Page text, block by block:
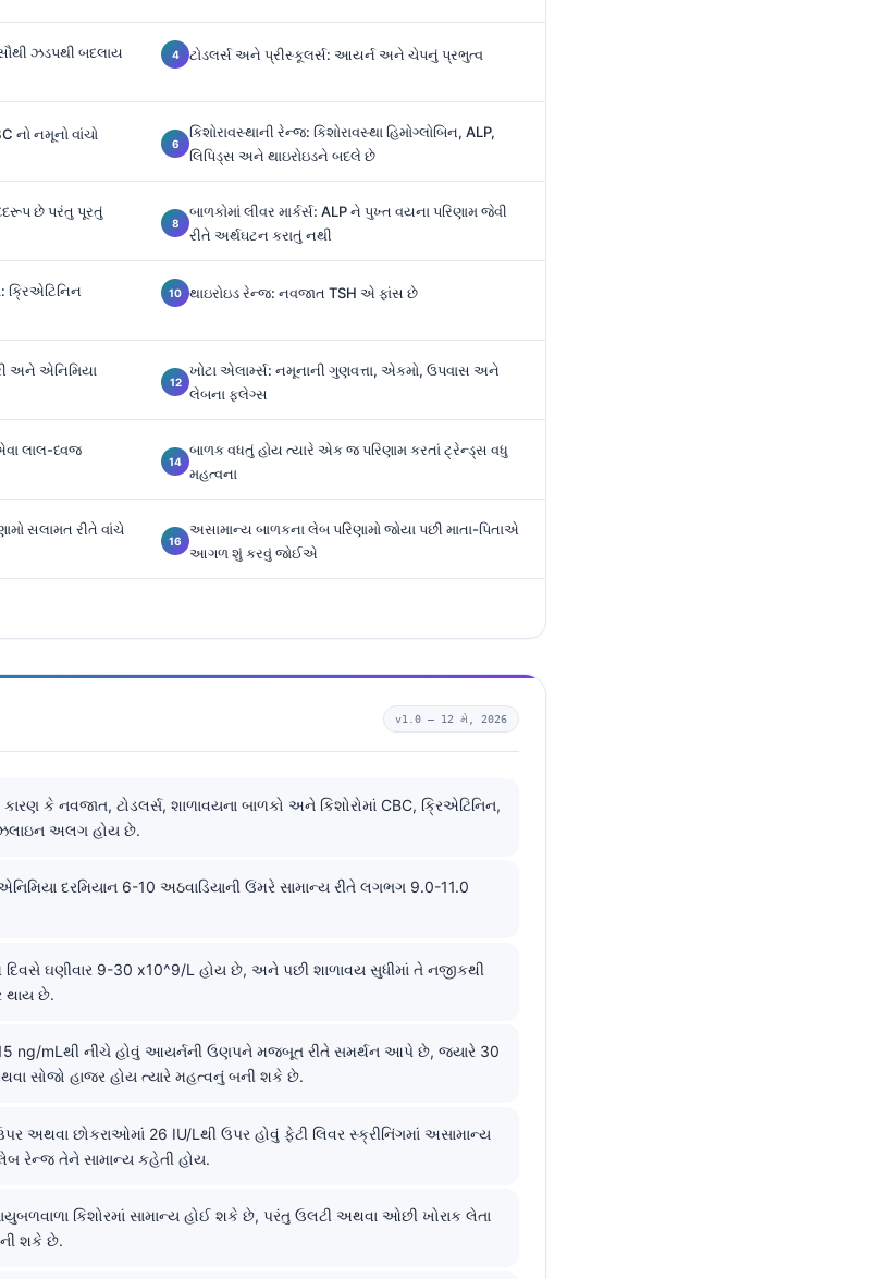
ઝડપથી બદલાય
ટોડલર્સ અને પ્રીસ્કૂલર્સ: આયર્ન અને ચેપનું પ્રભુત્વ
નો નમૂનો વાંચો
કિશોરાવસ્થાની રેન્જ: કિશોરાવસ્થા હિમોગ્લોબિન, ALP,
લિપિડ્સ અને થાઇરોઇડને બદલે છે
છે પરંતુ પૂરતું
બાળકોમાં લીવર માર્કર્સ: ALP ને પુખ્ત વયના પરિણામ જેવી
રીતે અર્થઘટન કરાતું નથી
ક્રિએટિનિન
થાઇરોઇડ રેન્જ: નવજાત TSH એ ફાંસ છે
અને એનિમિયા
ખોટા એલાર્મ્સ: નમૂનાની ગુણવત્તા, એકમો, ઉપવાસ અને
લેબના ફ્લેગ્સ
લાલ-ધ્વજ
બાળક વધતું હોય ત્યારે એક જ પરિણામ કરતાં ટ્રેન્ડ્સ વધુ
મહત્વના
સલામત રીતે વાંચે
અસામાન્ય બાળકના લેબ પરિણામો જોયા પછી માતા-પિતાએ
આગળ શું કરવું જોઈએ
v1.0 — 12 મે, 2026
કારણ કે નવજાત, ટોડલર્સ, શાળાવયના બાળકો અને કિશોરોમાં CBC, ક્રિએટિનિન,
અલગ હોય છે.
દરમિયાન 6-10 અઠવાડિયાની ઉંમરે સામાન્ય રીતે લગભગ 9.0-11.0
ઘણીવાર 9-30 x10^9/L હોય છે, અને પછી શાળાવય સુધીમાં તે નજીકથી
થાય છે.
15 ng/mLથી નીચે હોવું આયર્નની ઉણપને મજબૂત રીતે સમર્થન આપે છે, જ્યારે 30
સોજો હાજર હોય ત્યારે મહત્વનું બની શકે છે.
અથવા છોકરાઓમાં 26 IU/Lથી ઉપર હોવું ફેટી લિવર સ્ક્રીનિંગમાં અસામાન્ય
રેન્જ તેને સામાન્ય કહેતી હોય.
કિશોરમાં સામાન્ય હોઈ શકે છે, પરંતુ ઉલટી અથવા ઓછી ખોરાક લેતા
શકે છે.